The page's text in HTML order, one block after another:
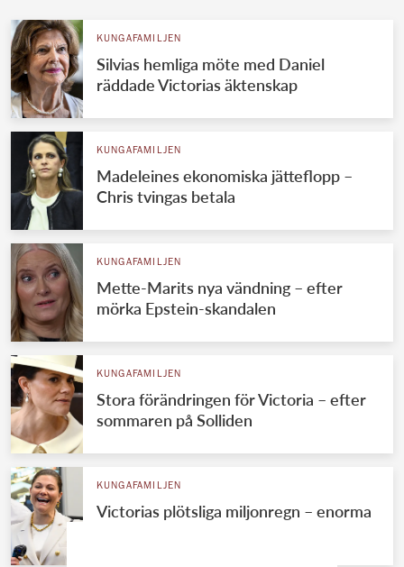
KUNGAFAMILJEN
Silvias hemliga möte med Daniel
räddade Victorias äktenskap
KUNGAFAMILJEN
Madeleines ekonomiska jätteflopp –
Chris tvingas betala
KUNGAFAMILJEN
Mette-Marits nya vändning – efter
mörka Epstein-skandalen
KUNGAFAMILJEN
Stora förändringen för Victoria – efter
sommaren på Solliden
KUNGAFAMILJEN
Victorias plötsliga miljonregn – enorma